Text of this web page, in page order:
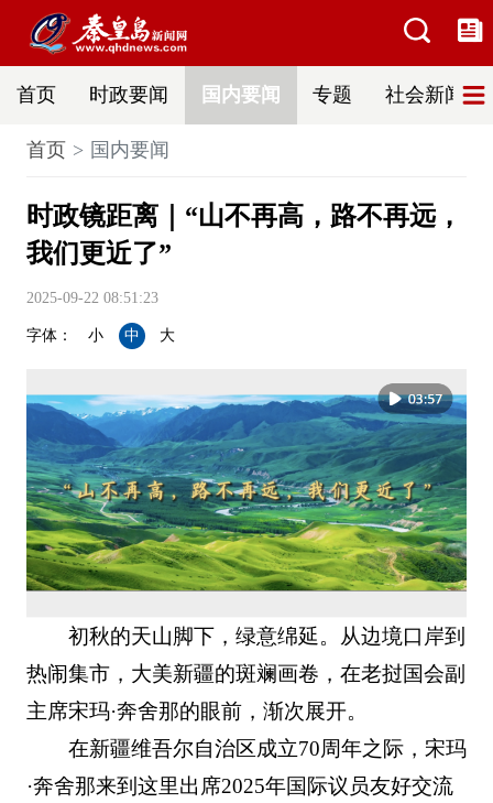
首页 时政要闻 国内要闻 专题 社会新闻
首页 国内要闻
时政镜距离｜“山不再高，路不再远，
我们更近了”
2025-09-22 08:51:23
字体： 小 中 大
初秋的天山脚下，绿意绵延。从边境口岸到
热闹集市，大美新疆的斑斓画卷，在老挝国会副
主席宋玛·奔舍那的眼前，渐次展开。
在新疆维吾尔自治区成立70周年之际，宋玛
·奔舍那来到这里出席2025年国际议员友好交流